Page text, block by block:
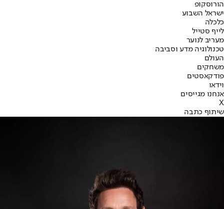
הורוסקופ
ישראל השבוע
כלכלה
לייף סטייל
מעריב לנוער
טכנולוגיה מדע וסביבה
העולם
משחקים
פודקאסטים
וידאו
אנחנו מגייסים
X
שיתוף כתבה